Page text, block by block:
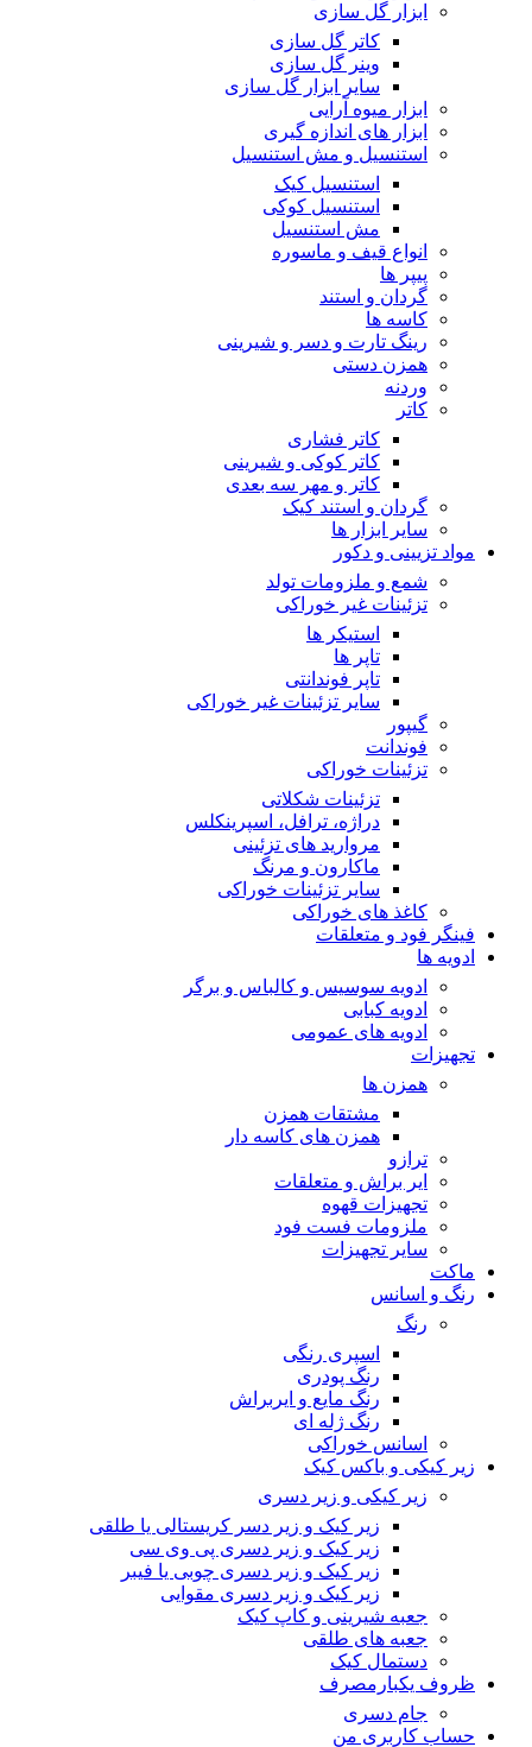
ابزار گل سازی
کاتر گل سازی
وینر گل سازی
سایر ابزار گل سازی
ابزار میوه آرایی
ابزار های اندازه گیری
استنسیل و مش استنسیل
استنسیل کیک
استنسیل کوکی
مش استنسیل
انواع قیف و ماسوره
پیپر ها
گردان و استند
کاسه ها
رینگ تارت و دسر و شیرینی
همزن دستی
وردنه
کاتر
کاتر فشاری
کاتر کوکی و شیرینی
کاتر و مهر سه بعدی
گردان و استند کیک
سایر ابزار ها
مواد تزیینی و دکور
شمع و ملزومات تولد
تزئینات غیر خوراکی
استیکر ها
تاپر ها
تاپر فوندانتی
سایر تزئینات غیر خوراکی
گیپور
فوندانت
تزئینات خوراکی
تزئینات شکلاتی
دراژه، ترافل، اسپرینکلس
مروارید های تزئینی
ماکارون و مرنگ
سایر تزئینات خوراکی
کاغذ های خوراکی
فینگر فود و متعلقات
ادویه ها
ادویه سوسیس و کالباس و برگر
ادویه کبابی
ادویه های عمومی
تجهیزات
همزن ها
مشتقات همزن
همزن های کاسه دار
ترازو
ایر براش و متعلقات
تجهیزات قهوه
ملزومات فست فود
سایر تجهیزات
ماکت
رنگ و اسانس
رنگ
اسپری رنگی
رنگ پودری
رنگ مایع و ایربراش
رنگ ژله ای
اسانس خوراکی
زیر کیکی و باکس کیک
زیر کیکی و زیر دسری
زیر کیک و زیر دسر کریستالی یا طلقی
زیر کیک و زیر دسری پی وی سی
زیر کیک و زیر دسری چوبی یا فیبر
زیر کیک و زیر دسری مقوایی
جعبه شیرینی و کاپ کیک
جعبه های طلقی
دستمال کیک
ظروف یکبارمصرف
جام دسری
حساب کاربری من